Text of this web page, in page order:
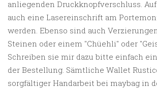
anliegenden Druckknopfverschluss.
auch eine Lasereinschrift am
werden. Ebenso sind auch
Steinen oder einem "Chüehli" oder
Schreiben sie mir dazu bitte einfach
der Bestellung. Sämtliche Wallet
sorgfältiger Handarbeit bei maybag in